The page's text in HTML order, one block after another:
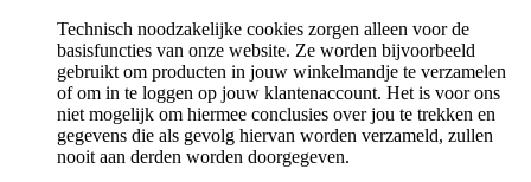
Technisch noodzakelijke cookies zorgen alleen voor de
basisfuncties van onze website. Ze worden bijvoorbeeld
gebruikt om producten in jouw winkelmandje te verzamelen
of om in te loggen op jouw klantenaccount. Het is voor ons
niet mogelijk om hiermee conclusies over jou te trekken en
gegevens die als gevolg hiervan worden verzameld, zullen
nooit aan derden worden doorgegeven.